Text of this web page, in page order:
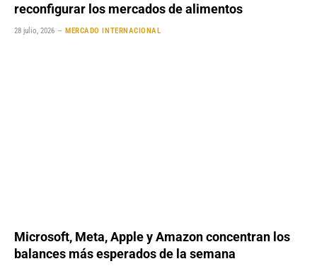
reconfigurar los mercados de alimentos
28 julio, 2026 MERCADO INTERNACIONAL
Microsoft, Meta, Apple y Amazon concentran los
balances más esperados de la semana